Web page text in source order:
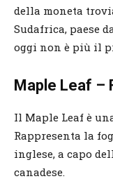
della moneta
Sudafrica, paese
oggi non è più il
Maple Leaf –
Il Maple Leaf è
Rappresenta la
inglese, a capo
canadese.